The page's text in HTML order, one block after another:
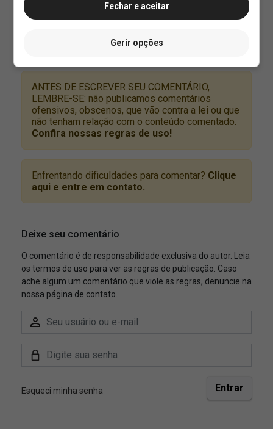
Fechar e aceitar
Gerir opções